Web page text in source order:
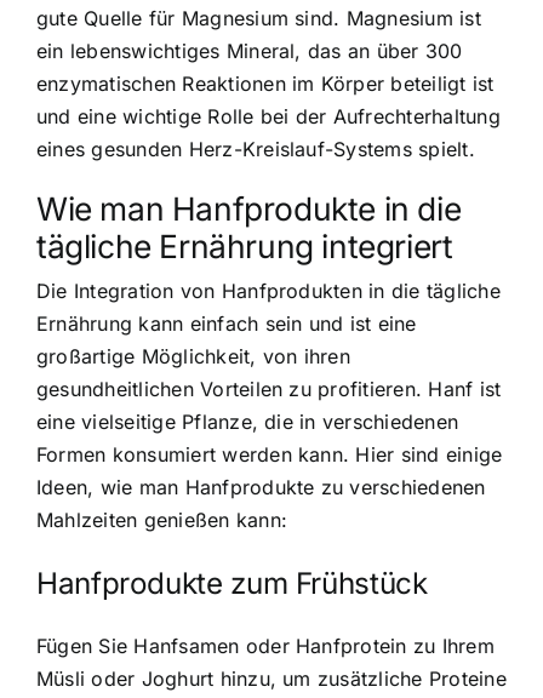
gute Quelle für Magnesium sind. Magnesium ist
ein lebenswichtiges Mineral, das an über 300
enzymatischen Reaktionen im Körper beteiligt ist
und eine wichtige Rolle bei der Aufrechterhaltung
eines gesunden Herz-Kreislauf-Systems spielt.
Wie man Hanfprodukte in die
tägliche Ernährung integriert
Die Integration von Hanfprodukten in die tägliche
Ernährung kann einfach sein und ist eine
großartige Möglichkeit, von ihren
gesundheitlichen Vorteilen zu profitieren. Hanf ist
eine vielseitige Pflanze, die in verschiedenen
Formen konsumiert werden kann. Hier sind einige
Ideen, wie man Hanfprodukte zu verschiedenen
Mahlzeiten genießen kann:
Hanfprodukte zum Frühstück
Fügen Sie Hanfsamen oder Hanfprotein zu Ihrem
Müsli oder Joghurt hinzu, um zusätzliche Proteine